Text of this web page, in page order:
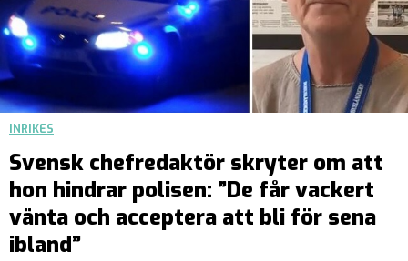
INRIKES
Svensk chefredaktör skryter om att
hon hindrar polisen: ”De får vackert
vänta och acceptera att bli för sena
ibland”